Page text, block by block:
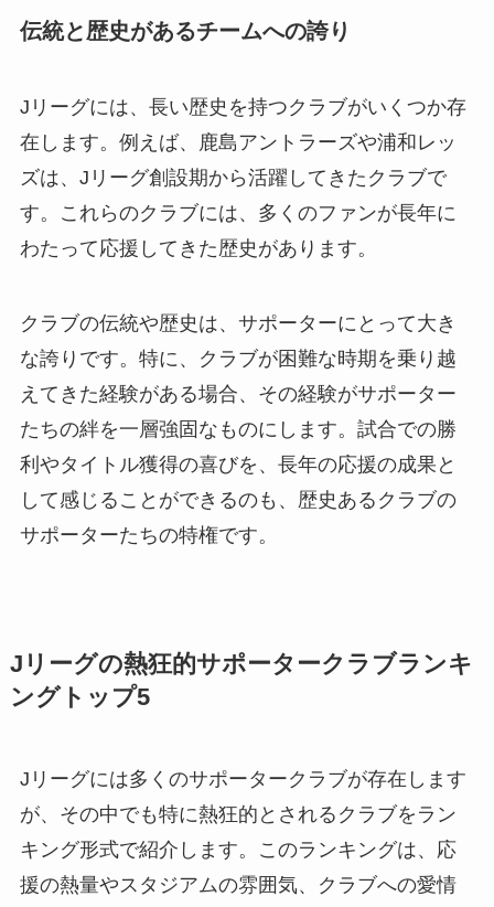
伝統と歴史があるチームへの誇り
Jリーグには、長い歴史を持つクラブがいくつか存
在します。例えば、鹿島アントラーズや浦和レッ
ズは、Jリーグ創設期から活躍してきたクラブで
す。これらのクラブには、多くのファンが長年に
わたって応援してきた歴史があります。
クラブの伝統や歴史は、サポーターにとって大き
な誇りです。特に、クラブが困難な時期を乗り越
えてきた経験がある場合、その経験がサポーター
たちの絆を一層強固なものにします。試合での勝
利やタイトル獲得の喜びを、長年の応援の成果と
して感じることができるのも、歴史あるクラブの
サポーターたちの特権です。
Jリーグの熱狂的サポータークラブランキ
ングトップ5
Jリーグには多くのサポータークラブが存在します
が、その中でも特に熱狂的とされるクラブをラン
キング形式で紹介します。このランキングは、応
援の熱量やスタジアムの雰囲気、クラブへの愛情